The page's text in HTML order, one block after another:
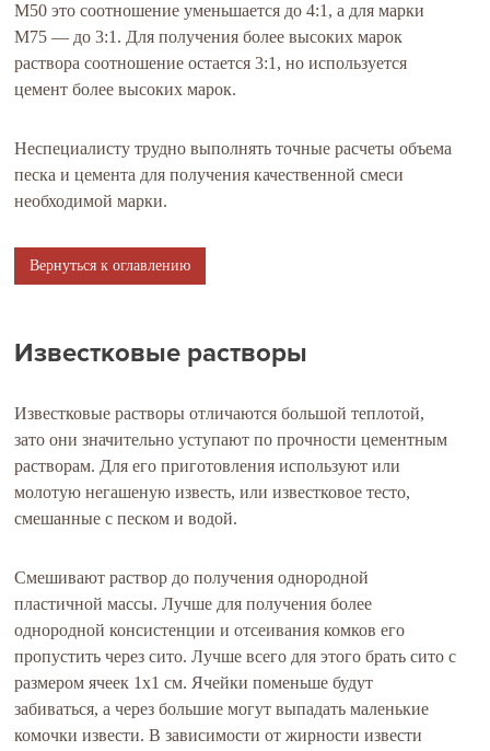
М50 это соотношение уменьшается до 4:1, а для марки
М75 — до 3:1. Для получения более высоких марок
раствора соотношение остается 3:1, но используется
цемент более высоких марок.
Неспециалисту трудно выполнять точные расчеты объема
песка и цемента для получения качественной смеси
необходимой марки.
Вернуться к оглавлению
Известковые растворы
Известковые растворы отличаются большой теплотой,
зато они значительно уступают по прочности цементным
растворам. Для его приготовления используют или
молотую негашеную известь, или известковое тесто,
смешанные с песком и водой.
Смешивают раствор до получения однородной
пластичной массы. Лучше для получения более
однородной консистенции и отсеивания комков его
пропустить через сито. Лучше всего для этого брать сито с
размером ячеек 1х1 см. Ячейки поменьше будут
забиваться, а через большие могут выпадать маленькие
комочки извести. В зависимости от жирности извести